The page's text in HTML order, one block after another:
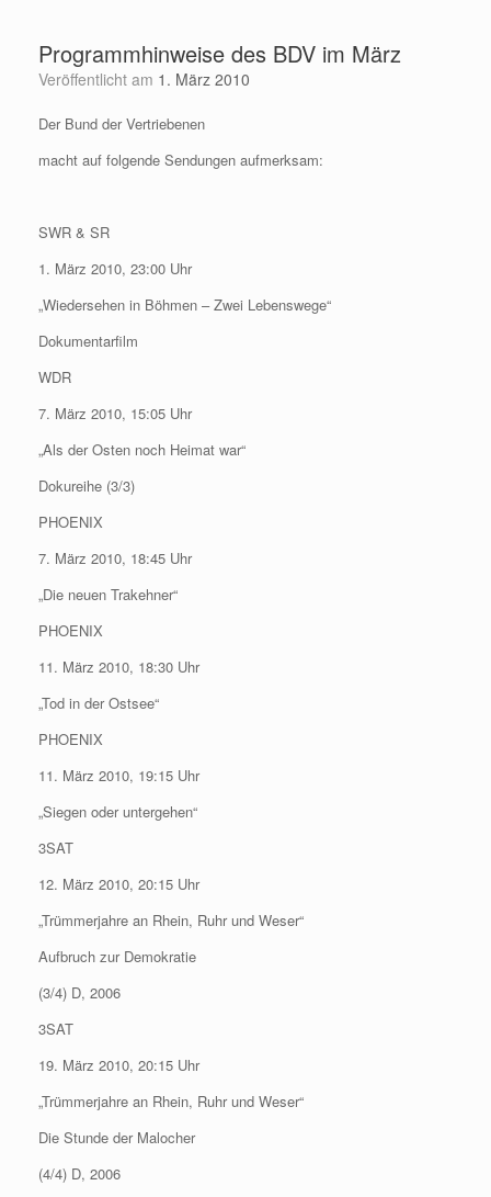
springenProgrammhinweise des BDV im März
Veröffentlicht am 1. März 2010
Der Bund der Vertriebenen
macht auf folgende Sendungen aufmerksam:
SWR & SR
1. März 2010, 23:00 Uhr
„Wiedersehen in Böhmen – Zwei Lebenswege“
Dokumentarfilm
WDR
7. März 2010, 15:05 Uhr
„Als der Osten noch Heimat war“
Dokureihe (3/3)
PHOENIX
7. März 2010, 18:45 Uhr
„Die neuen Trakehner“
PHOENIX
11. März 2010, 18:30 Uhr
„Tod in der Ostsee“
PHOENIX
11. März 2010, 19:15 Uhr
„Siegen oder untergehen“
3SAT
12. März 2010, 20:15 Uhr
„Trümmerjahre an Rhein, Ruhr und Weser“
Aufbruch zur Demokratie
(3/4) D, 2006
3SAT
19. März 2010, 20:15 Uhr
„Trümmerjahre an Rhein, Ruhr und Weser“
Die Stunde der Malocher
(4/4) D, 2006